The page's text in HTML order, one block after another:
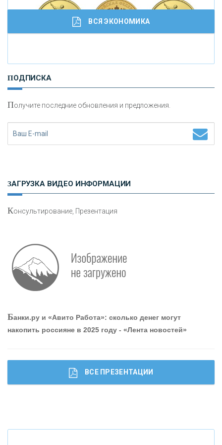
Работа мечты. Что банки делают для того, чтобы
привлечь и удержать персонал - «Интервью»
И
сохранения и увеличения капитала
Что будет с наличными деньгами при цифровом
ВСЯ ЭКОНОМИКА
ПОДПИСКА
Получите последние обновления и предложения.
ЗАГРУЗКА ВИДЕО ИНФОРМАЦИИ
Консультирование, Презентация
Банки.ру и «Авито Работа»: сколько денег могут
накопить россияне в 2025 году - «Лента новостей»
ВСЕ ПРЕЗЕНТАЦИИ